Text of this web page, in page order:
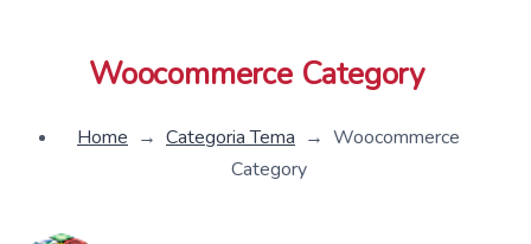
Woocommerce Category
Home → Categoria Tema → Woocommerce
Category